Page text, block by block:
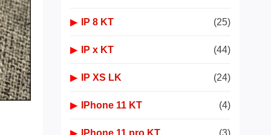
▶ IP 8 KT (25)
▶ IP x KT (44)
▶ IP XS LK (24)
▶ IPhone 11 KT (4)
▶ IPhone 11 pro KT (3)